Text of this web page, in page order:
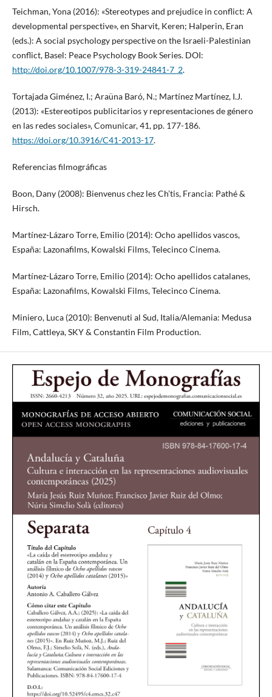
Teichman, Yona (2016): «Stereotypes and prejudice in conflict: A
developmental perspective», en Sharvit, Keren; Halperin, Eran
(eds.): A social psychology perspective on the Israeli-Palestinian
conflict, Basel: Peace Psychology Book Series. DOI:
http://doi.org/10.1007/978-3-319-24841-7_2.
Tortajada Giménez, I.; Araüna Baró, N.; Martínez Martínez, I.J.
(2013): «Estereotipos publicitarios y representaciones de género
en las redes sociales», Comunicar, 41, pp. 177-186.
https://doi.org/10.3916/C41-2013-17.
Referencias filmográficas
Boon, Dany (2008): Bienvenus chez les Ch’tis, Francia: Pathé &
Hirsch.
Martínez-Lázaro Torre, Emilio (2014): Ocho apellidos vascos,
España: Lazonafilms, Kowalski Films, Telecinco Cinema.
Martínez-Lázaro Torre, Emilio (2014): Ocho apellidos catalanes,
España: Lazonafilms, Kowalski Films, Telecinco Cinema.
Miniero, Luca (2010): Benvenuti al Sud, Italia/Alemania: Medusa
Film, Cattleya, SKY & Constantin Film Production.